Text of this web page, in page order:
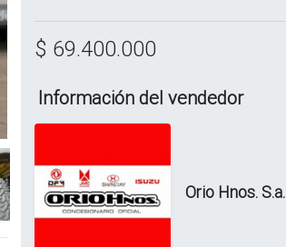
$ 69.400.000
Información del vendedor
Orio Hnos. S.a.